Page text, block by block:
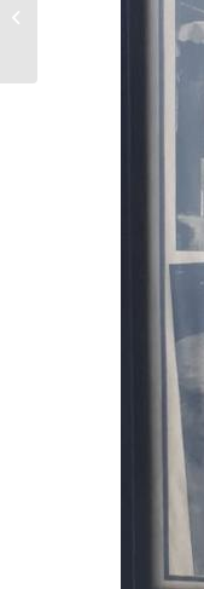
”Renginiz Keyfinizdir.”